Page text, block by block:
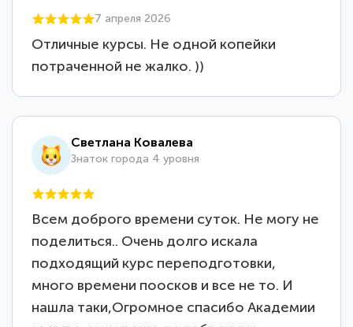
7 апреля 2026
Отличные курсы. Не одной копейки
потраченной не жалко. ))
Светлана Ковалева
Знаток города 4 уровня
Всем доброго времени суток. Не могу не
поделиться.. Очень долго искала
подходящий курс переподготовки,
много времени поосков и все не то. И
нашла таки,Огромное спасибо Академии